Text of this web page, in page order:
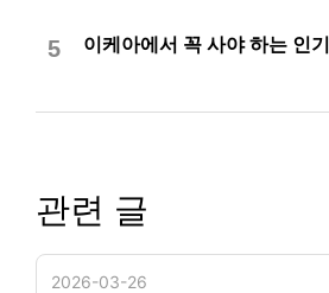
5 이케아에서 꼭 사야 하는 인
관련 글
2026-03-26